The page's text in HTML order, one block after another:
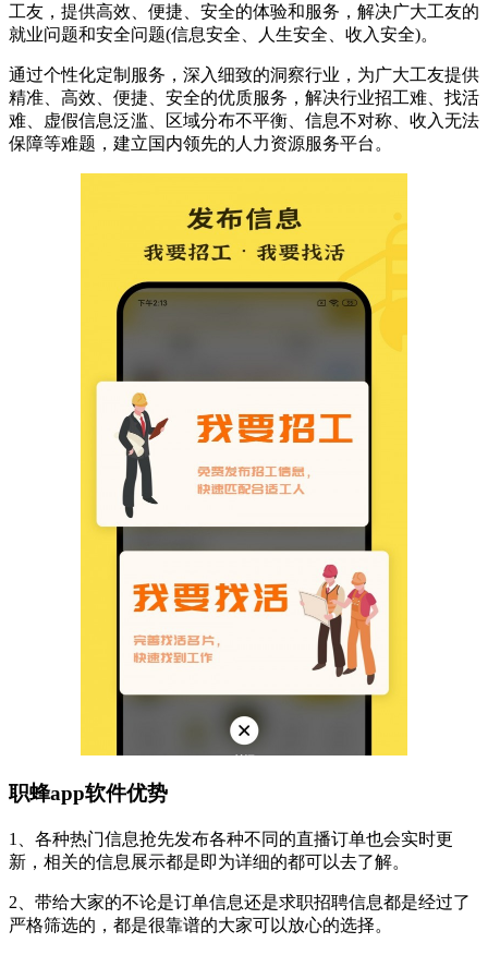
工友，提供高效、便捷、安全的体验和服务，解决广大工友的
就业问题和安全问题(信息安全、人生安全、收入安全)。
通过个性化定制服务，深入细致的洞察行业，为广大工友提供
精准、高效、便捷、安全的优质服务，解决行业招工难、找活
难、虚假信息泛滥、区域分布不平衡、信息不对称、收入无法
保障等难题，建立国内领先的人力资源服务平台。
职蜂app软件优势
1、各种热门信息抢先发布各种不同的直播订单也会实时更
新，相关的信息展示都是即为详细的都可以去了解。
2、带给大家的不论是订单信息还是求职招聘信息都是经过了
严格筛选的，都是很靠谱的大家可以放心的选择。